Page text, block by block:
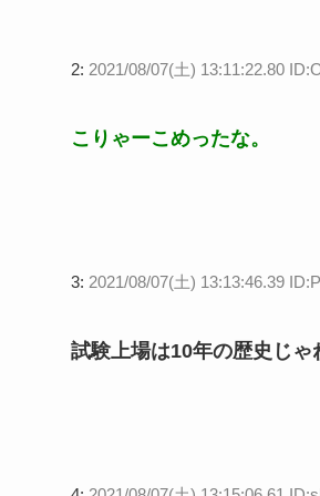
2: 2021/08/07(土) 13:11:22.80
こりゃーこめったな。
3: 2021/08/07(土) 13:13:46.39
試験上場は10年の歴史じゃ